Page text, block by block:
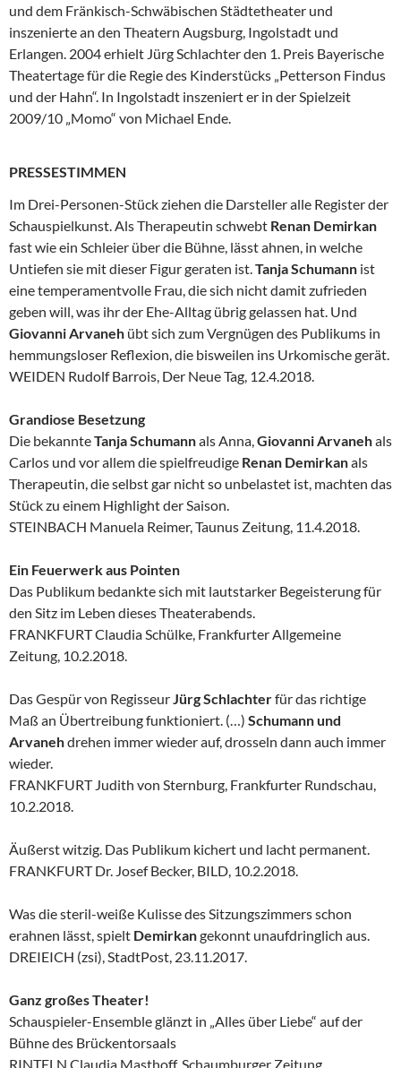
und dem Fränkisch-Schwäbischen Städtetheater und
inszenierte an den Theatern Augsburg, Ingolstadt und
Erlangen. 2004 erhielt Jürg Schlachter den 1. Preis Bayerische
Theatertage für die Regie des Kinderstücks „Petterson Findus
und der Hahn“. In Ingolstadt inszeniert er in der Spielzeit
2009/10 „Momo“ von Michael Ende.
PRESSESTIMMEN
Im Drei-Personen-Stück ziehen die Darsteller alle Register der
Schauspielkunst. Als Therapeutin schwebt Renan Demirkan
fast wie ein Schleier über die Bühne, lässt ahnen, in welche
Untiefen sie mit dieser Figur geraten ist. Tanja Schumann ist
eine temperamentvolle Frau, die sich nicht damit zufrieden
geben will, was ihr der Ehe-Alltag übrig gelassen hat. Und
Giovanni Arvaneh übt sich zum Vergnügen des Publikums in
hemmungsloser Reflexion, die bisweilen ins Urkomische gerät.
WEIDEN Rudolf Barrois, Der Neue Tag, 12.4.2018.
Grandiose Besetzung
Die bekannteTanja Schumannals Anna, Giovanni Arvanehals
Carlos und vor allem die spielfreudige Renan Demirkanals
Therapeutin, die selbst gar nicht so unbelastet ist, machten das
Stück zu einem Highlight der Saison.
STEINBACH Manuela Reimer, Taunus Zeitung, 11.4.2018.
Ein Feuerwerk aus Pointen
Das Publikum bedankte sich mit lautstarker Begeisterung für
den Sitz im Leben dieses Theaterabends.
FRANKFURT Claudia Schülke, Frankfurter Allgemeine
Zeitung, 10.2.2018.
Das Gespür von Regisseur Jürg Schlachterfür das richtige
Maß an Übertreibung funktioniert. (…) Schumann und
Arvanehdrehen immer wieder auf, drosseln dann auch immer
wieder.
FRANKFURT Judith von Sternburg, Frankfurter Rundschau,
10.2.2018.
Äußerst witzig. Das Publikum kichert und lacht permanent.
FRANKFURT Dr. Josef Becker, BILD, 10.2.2018.
Was die steril-weiße Kulisse des Sitzungszimmers schon
erahnen lässt, spielt Demirkangekonnt unaufdringlich aus.
DREIEICH (zsi), StadtPost, 23.11.2017.
Ganz großes Theater!
Schauspieler-Ensemble glänzt in „Alles über Liebe“ auf der
Bühne des Brückentorsaals
RINTELN Claudia Masthoff, Schaumburger Zeitung,